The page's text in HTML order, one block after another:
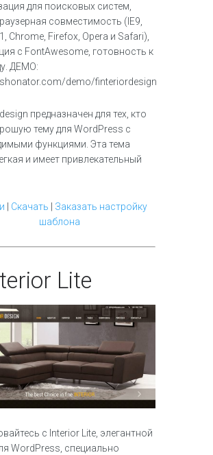
для поисковых систем,
совместимость (IE9,
Chrome, Firefox, Opera и Safari),
с FontAwesome, готовность к
ДЕМО:
demo/finteriordesign
предназначен для тех, кто
тему для WordPress с
функциями. Эта тема
и имеет привлекательный
Скачать
Заказать настройку
шаблона
Lite
с Interior Lite, элегантной
WordPress, специально